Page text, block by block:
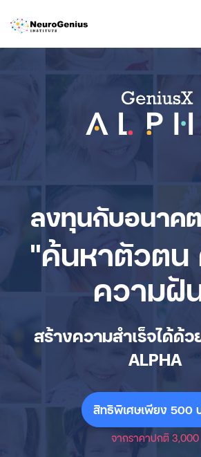
ลงทุนกับอนาค
"ค้นหาตัวต
ความฝั
สร้างความสำเร็จได้ด้
ALPHA
สิทธิพิเศษเพียง 500
จากราคาปกติ 3,000